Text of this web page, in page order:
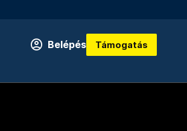
Belépés Támogatás